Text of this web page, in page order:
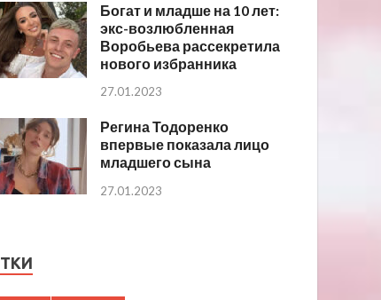
Богат и младше на 10 лет:
экс-возлюбленная
Воробьева рассекретила
нового избранника
27.01.2023
Регина Тодоренко
впервые показала лицо
младшего сына
27.01.2023